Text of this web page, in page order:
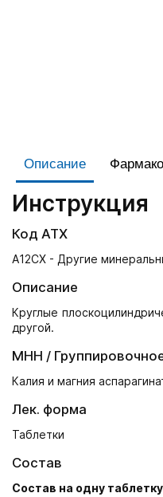
Описание
Инструкция
Код АТХ
A12CX - Другие
Описание
Круглые
другой.
МНН /
Калия и магния
Лек. форма
Таблетки
Состав
Состав на одну